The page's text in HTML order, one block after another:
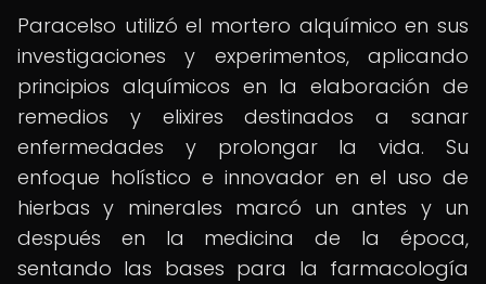
Paracelso utilizó el mortero alquímico en sus
investigaciones y experimentos, aplicando
principios alquímicos en la elaboración de
remedios y elixires destinados a sanar
enfermedades y prolongar la vida. Su
enfoque holístico e innovador en el uso de
hierbas y minerales marcó un antes y un
después en la medicina de la época,
sentando las bases para la farmacología